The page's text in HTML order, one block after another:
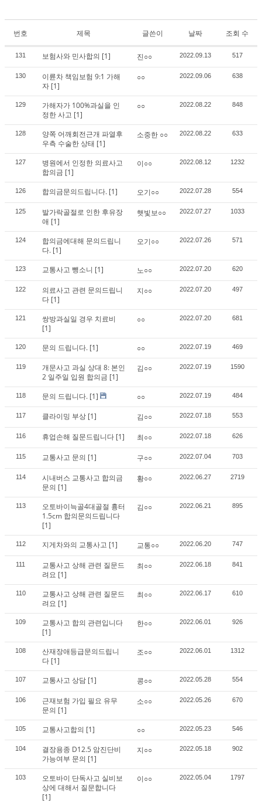
번호 제목 글쓴이 날짜 조회 수
131 보험사와 민사합의 [1] 진○○ 2022.09.13 517
130
이륜차 책임보험 9:1 가해
자 [1]
○○ 2022.09.06 638
129
가해자가 100%과실을 인
정한 사고 [1]
○○ 2022.08.22 848
128
양쪽 어깨회전근개 파열후
우측 수술한 상태 [1]
소중한 ○○ 2022.08.22 633
127
병원에서 인정한 의료사고
합의금 [1]
이○○ 2022.08.12 1232
126 합의금문의드립니다. [1] 오기○○ 2022.07.28 554
125
발가락골절로 인한 후유장
애 [1]
햇빛보○○ 2022.07.27 1033
124
합의금에대해 문의드립니
다. [1]
오기○○ 2022.07.26 571
123 교통사고 뺑소니 [1] 노○○ 2022.07.20 620
122
의료사고 관련 문의드립니
다 [1]
지○○ 2022.07.20 497
121
쌍방과실일 경우 치료비
[1]
○○ 2022.07.20 681
120 문의 드립니다. [1] ○○ 2022.07.19 469
119
개문사고 과실 상대 8: 본인
2 일주일 입원 합의금 [1]
김○○ 2022.07.19 1590
118 문의 드립니다. [1] ○○ 2022.07.19 484
117 클라이밍 부상 [1] 김○○ 2022.07.18 553
116 휴업손해 질문드립니다 [1] 최○○ 2022.07.18 626
115 교통사고 문의 [1] 구○○ 2022.07.04 703
114
시내버스 교통사고 합의금
문의 [1]
황○○ 2022.06.27 2719
113
오토바이늑골4대골절 흉터
1.5cm 합의문의드립니다
[1]
김○○ 2022.06.21 895
112 지게차와의 교통사고 [1] 교통○○ 2022.06.20 747
111
교통사고 상해 관련 질문드
려요 [1]
최○○ 2022.06.18 841
110
교통사고 상해 관련 질문드
려요 [1]
최○○ 2022.06.17 610
109
교통사고 합의 관련입니다
[1]
한○○ 2022.06.01 926
108
산재장애등급문의드립니
다 [1]
조○○ 2022.06.01 1312
107 교통사고 상담 [1] 콩○○ 2022.05.28 554
106
근재보험 가입 필요 유무
문의 [1]
소○○ 2022.05.26 670
105 교통사고합의 [1] ○○ 2022.05.23 546
104
결장용종 D12.5 암진단비
가능여부 문의 [1]
지○○ 2022.05.18 902
103
오토바이 단독사고 실비보
상에 대해서 질문합니다
[1]
이○○ 2022.05.04 1797